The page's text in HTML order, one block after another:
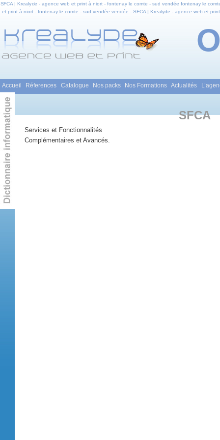
SFCA | Krealyde - agence web et print à niort - fontenay le comte - sud vendée fontenay le
et print à niort - fontenay le comte - sud vendée vendée - SFCA | Krealyde - agence web et
Menu principal
Aller au contenu principal
Aller au contenu secondaire
Accueil Réferences Catalogue Nos packs Nos Formations Actualités
SFCA
Services et Fonctionnalités
Complémentaires et Avancés.